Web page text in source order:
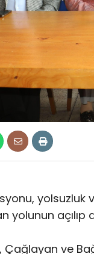
yolsuzluk
yolunun
ve